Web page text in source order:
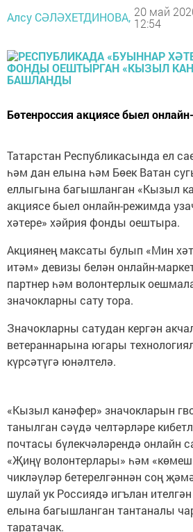
Алсу СӘЛӘХЕТДИНОВА, 20 май
12:54
Бөтенроссия акциясе быел
Татарстан Республикасында ел
һәм дан елына һәм Бөек Ватан
еллыгына багышланган «Кызыл
акциясе быел онлайн-режимда
хәтере» хәйрия фонды оештыра.
Акциянең максаты булып «Мин
итәм» девизы белән онлайн-
партнер һәм волонтерлык
значокларны сату тора.
Значокларны сатудан кергән
ветераннарына югары
күрсәтүгә юнәлтелә.
«Кызыл канәфер» значокларын
танылган сәүдә челтәрләре
почтасы бүлекчәләрендә онлайн
«Җиңү волонтерлары» һәм
чикләүләр бетерелгәннән соң
шулай ук Россиядә игълан
елына багышланган тантаналы
таратачак.